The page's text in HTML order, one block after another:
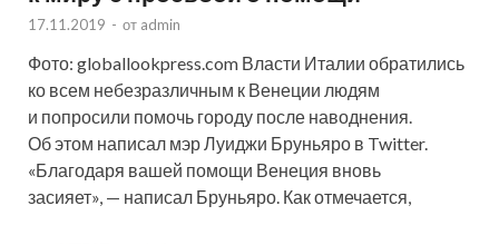
17.11.2019 - от admin
Фото: globallookpress.com Власти Италии обратились
ко всем небезразличным к Венеции людям
и попросили помочь городу после наводнения.
Об этом написал мэр Луиджи Бруньяро в Twitter.
«Благодаря вашей помощи Венеция вновь
засияет», — написал Бруньяро. Как отмечается,